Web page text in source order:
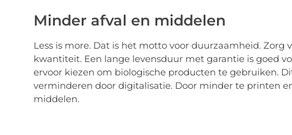
Minder afval en middelen
Less is more. Dat is het motto voor duurzaamheid.
kwantiteit. Een lange levensduur met garantie is goed
ervoor kiezen om biologische producten te gebruiken.
verminderen door digitalisatie. Door minder te printen
middelen.